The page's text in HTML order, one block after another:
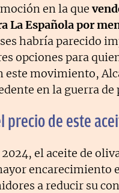
en la que
La Española por
habría parecido
opciones para
este movimiento,
en la guerra
precio de este
el aceite de
encarecimiento
a reducir su